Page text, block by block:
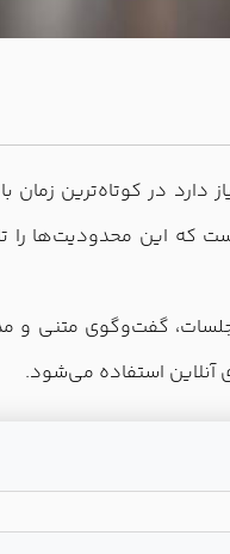
در کوتاه‌ترین زمان
که این محدودیت‌ها را
گفت‌وگوی متنی و
آنلاین استفاده می‌شود.